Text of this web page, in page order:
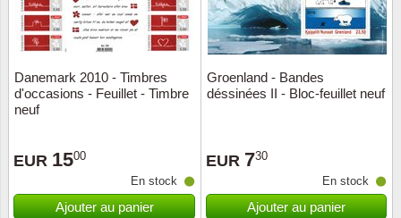
Danemark 2010 - Timbres
d'occasions - Feuillet - Timbre
neuf
EUR 1500
En stock
Ajouter au panier
Groenland - Bandes
déssinées II - Bloc-feuillet neuf
EUR 730
En stock
Ajouter au panier
Italie
Japon